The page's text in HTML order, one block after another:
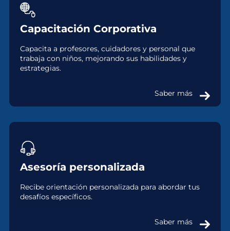
Capacitación Corporativa
Capacita a profesores, cuidadores y personal que
trabaja con niños, mejorando sus habilidades y
estrategias.
Saber más
Asesoría personalizada
Recibe orientación personalizada para abordar tus
desafíos específicos.
Saber más